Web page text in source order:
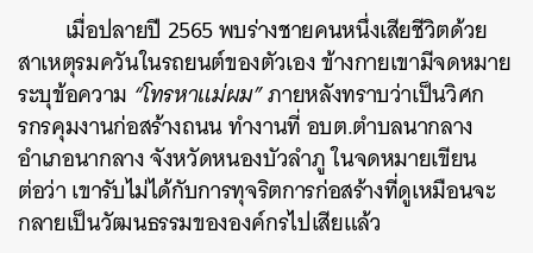
เมื่อปลายปี 2565 พบร่างชายคนหนึ่งเสียชีวิตด้วย
สาเหตุรมควันในรถยนต์ของตัวเอง ข้างกายเขามีจดหมาย
ระบุข้อความ “โทรหาแม่ผม”ภายหลังทราบว่าเป็นวิศก
รกรคุมงานก่อสร้างถนน ทำงานที่ อบต.ตำบลนากลาง
อำเภอนากลาง จังหวัดหนองบัวลำภู ในจดหมายเขียน
ต่อว่า เขารับไม่ได้กับการทุจริตการก่อสร้างที่ดูเหมือนจะ
กลายเป็นวัฒนธรรมขององค์กรไปเสียแล้ว